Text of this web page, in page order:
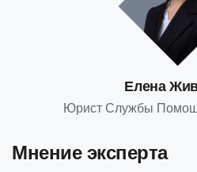
Елена
Юрист Службы
Мнение эксперта